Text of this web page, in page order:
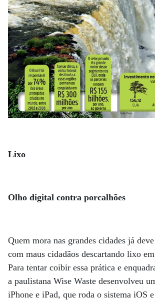
Lixo
Olho digital contra porcalhões
Quem mora nas grandes cidades já
com maus cidadãos descartando lixo
Para tentar coibir essa prática e
a paulistana Wise Waste desenvolveu
iPhone e iPad, que roda o sistema iOS